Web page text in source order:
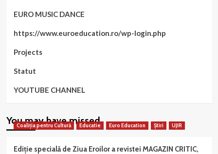
EURO MUSIC DANCE
https://www.euroeducation.ro/wp-login.php
Projects
Statut
YOUTUBE CHANNEL
You may have missed
Coaliția pentru Cultură Educatie Euro Education Știri UJIR
Ediție specială de Ziua Eroilor a revistei MAGAZIN CRITIC,